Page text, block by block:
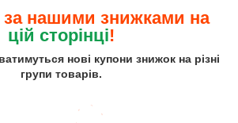
за нашими знижками на
цій сторінці!
нові купони знижок на різні
групи товарів.